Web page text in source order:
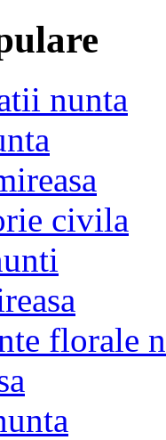
nunta
civila
florale